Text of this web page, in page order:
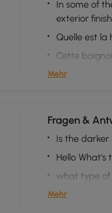
In some of
exterior
Quelle est la
Cette
Mehr
Fragen &
Is the
Hello
what type
Mehr